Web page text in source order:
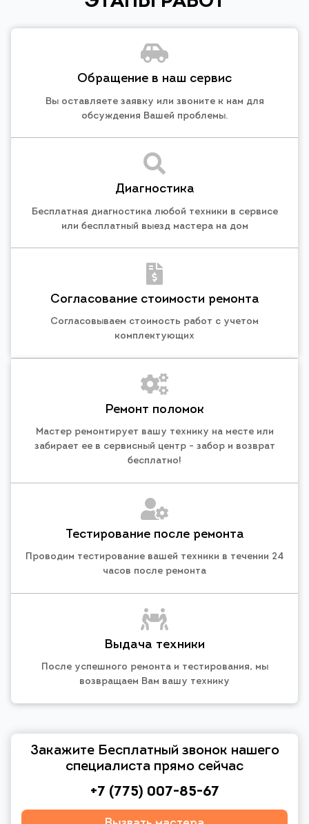
Обращение в наш сервис
Вы оставляете заявку или звоните к нам для
обсуждения Вашей проблемы.
Диагностика
Бесплатная диагностика любой техники в сервисе
или бесплатный выезд мастера на дом
Согласование стоимости ремонта
Согласовываем стоимость работ с учетом
комплектующих
Ремонт поломок
Мастер ремонтирует вашу технику на месте или
забирает ее в сервисный центр - забор и возврат
бесплатно!
Тестирование после ремонта
Проводим тестирование вашей техники в течении 24
часов после ремонта
Выдача техники
После успешного ремонта и тестирования, мы
возвращаем Вам вашу технику
Закажите Бесплатный звонок нашего
специалиста прямо сейчас
+7 (775) 007-85-67